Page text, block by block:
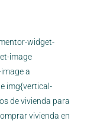
widget-
image
a
img{vertical-
de vivienda para
vivienda en